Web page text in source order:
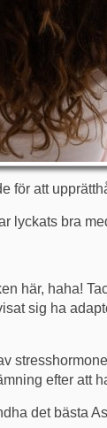
för att
lyckats bra
här, haha!
sig ha
efter att
det bästa